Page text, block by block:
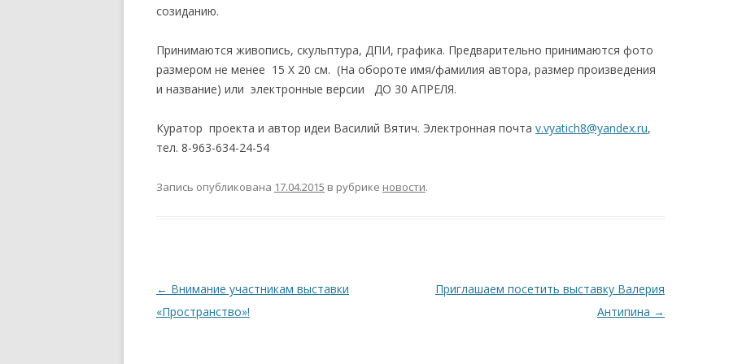
ПОЛОЖЕНИЕ ОБ УЧАСТИИ
ЭКСПОЗИЦИОННОМ ПРОЕКТЕ
ПЕРВАЯ ПАЕВАЯ ГАЛЕРЕЯ
ЧЛЕНОВ ТСПХ«ЭЛИЗИУМ» —
О ВОССТАНОВЛЕНИИ В РЯДАХ
созиданию.
Принимаются живопись, скульптура, ДПИ, графика. Предварительно принимаются фото
размером не менее 15 Х 20 см. (На обороте имя/фамилия автора, размер произведения
и название) или электронные версии ДО 30 АПРЕЛЯ.
Куратор проекта и автор идеи Василий Вятич. Электронная почта v.vyatich8@yandex.ru,
тел. 8-963-634-24-54
Запись опубликована 17.04.2015 в рубрике новости.
Навигация
по
← Внимание участникам выставки
«Пространство»!
Приглашаем посетить выставку Валерия
Антипина →